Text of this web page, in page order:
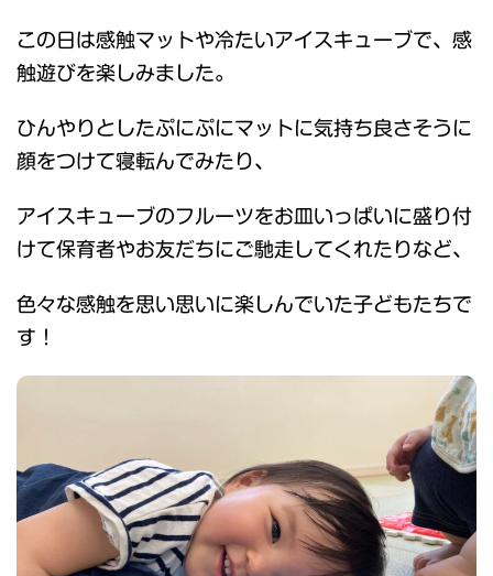
この日は感触マットや冷たいアイスキューブで、感
触遊びを楽しみました。
ひんやりとしたぷにぷにマットに気持ち良さそうに
顔をつけて寝転んでみたり、
アイスキューブのフルーツをお皿いっぱいに盛り付
けて保育者やお友だちにご馳走してくれたりなど、
色々な感触を思い思いに楽しんでいた子どもたちで
す！